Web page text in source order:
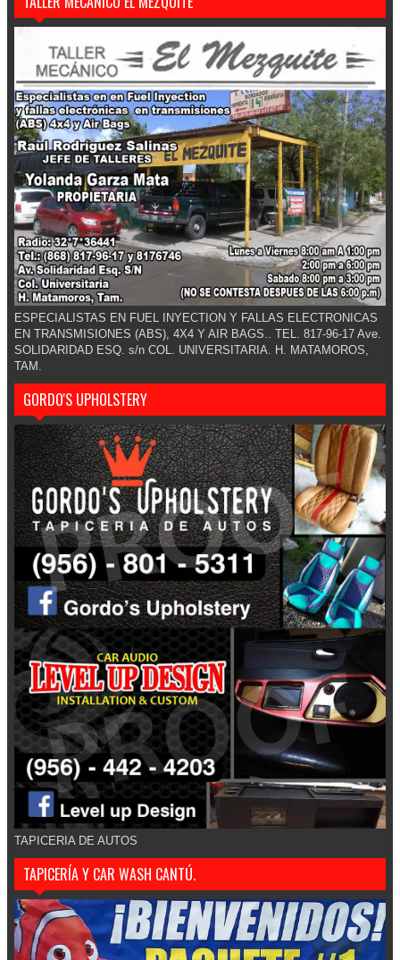
ESPECIALISTAS EN FUEL INYECTION Y FALLAS ELECTRONICAS
EN TRANSMISIONES (ABS), 4X4 Y AIR BAGS.. TEL. 817-96-17 Ave.
SOLIDARIDAD ESQ. s/n COL. UNIVERSITARIA. H. MATAMOROS,
TAM.
GORDO'S UPHOLSTERY
TAPICERIA DE AUTOS
TAPICERÍA Y CAR WASH CANTÚ.